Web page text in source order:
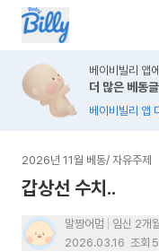
베이비빌리 앱
더 많은 베동
베이비빌리 앱
2026년 11월 베동/ 자유주제
갑상선 수치..
말짱어멈
임신 2개
2026.03.16 조회